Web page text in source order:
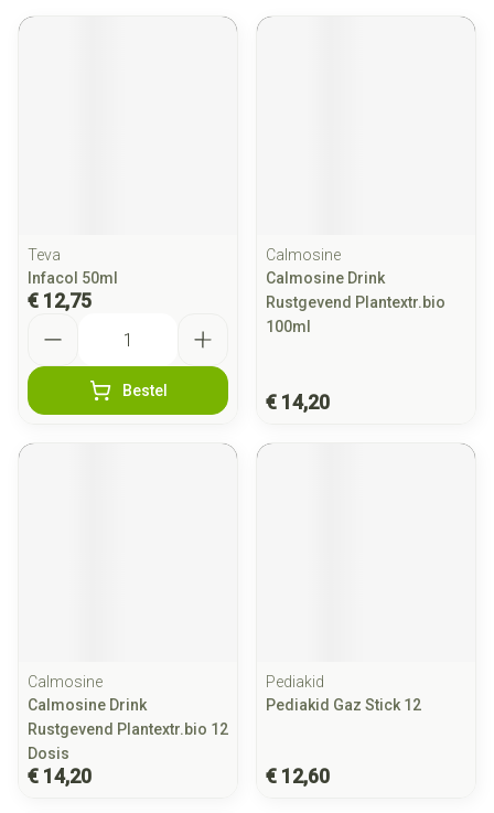
Teva
Infacol 50ml
€ 12,75
Bestel
Calmosine
Calmosine Drink
Rustgevend Plantextr.bio
100ml
€ 14,20
Calmosine
Calmosine Drink
Rustgevend Plantextr.bio 12
Dosis
€ 14,20
Pediakid
Pediakid Gaz Stick 12
€ 12,60